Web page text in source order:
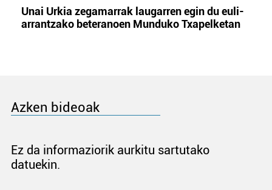
Unai Urkia zegamarrak laugarren egin du euli-
arrantzako beteranoen Munduko Txapelketan
Azken bideoak
Ez da informaziorik aurkitu sartutako
datuekin.